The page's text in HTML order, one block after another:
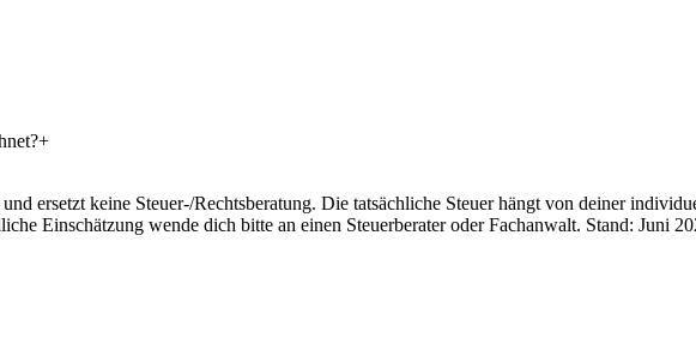
+
ersetzt keine Steuer-/Rechtsberatung. Die tatsächliche Steuer hängt von deiner
Einschätzung wende dich bitte an einen Steuerberater oder Fachanwalt. Stand: Juni